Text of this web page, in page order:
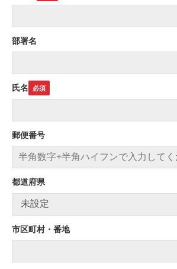
部署名
氏名
郵便番号
都道府県
市区町村・番地